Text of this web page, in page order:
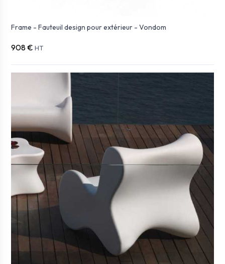
Frame - Fauteuil design pour extérieur - Vondom
908 € HT